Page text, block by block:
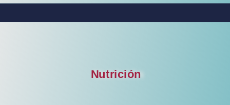
Nutrición